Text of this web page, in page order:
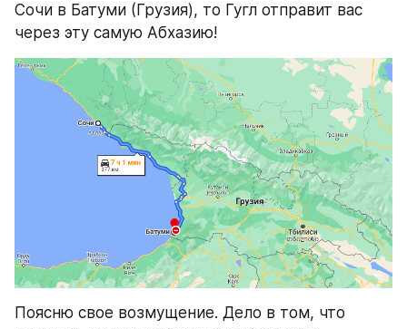
Сочи в Батуми (Грузия), то Гугл отправит вас
через эту самую Абхазию!
Поясню свое возмущение. Дело в том, что